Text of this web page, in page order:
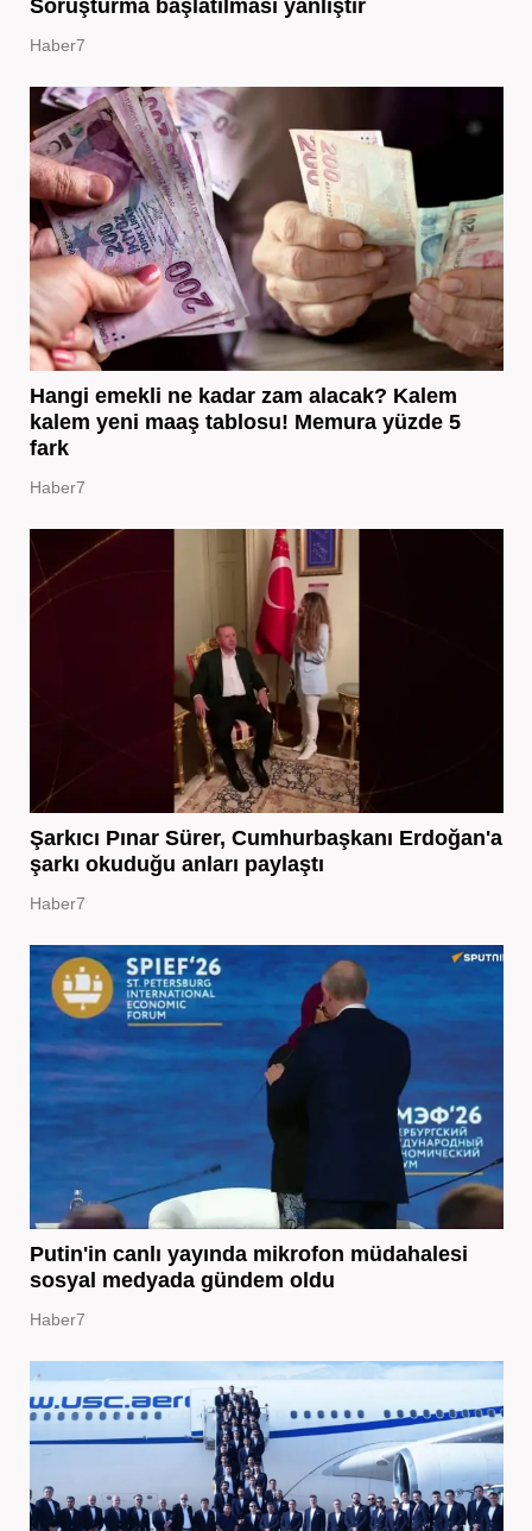
Soruşturma başlatılması yanlıştır
Haber7
Hangi emekli ne kadar zam alacak? Kalem
kalem yeni maaş tablosu! Memura yüzde 5
fark
Haber7
Şarkıcı Pınar Sürer, Cumhurbaşkanı Erdoğan'a
şarkı okuduğu anları paylaştı
Haber7
Putin'in canlı yayında mikrofon müdahalesi
sosyal medyada gündem oldu
Haber7